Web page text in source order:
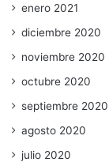
enero 2021
diciembre 2020
noviembre 2020
octubre 2020
septiembre 2020
agosto 2020
julio 2020